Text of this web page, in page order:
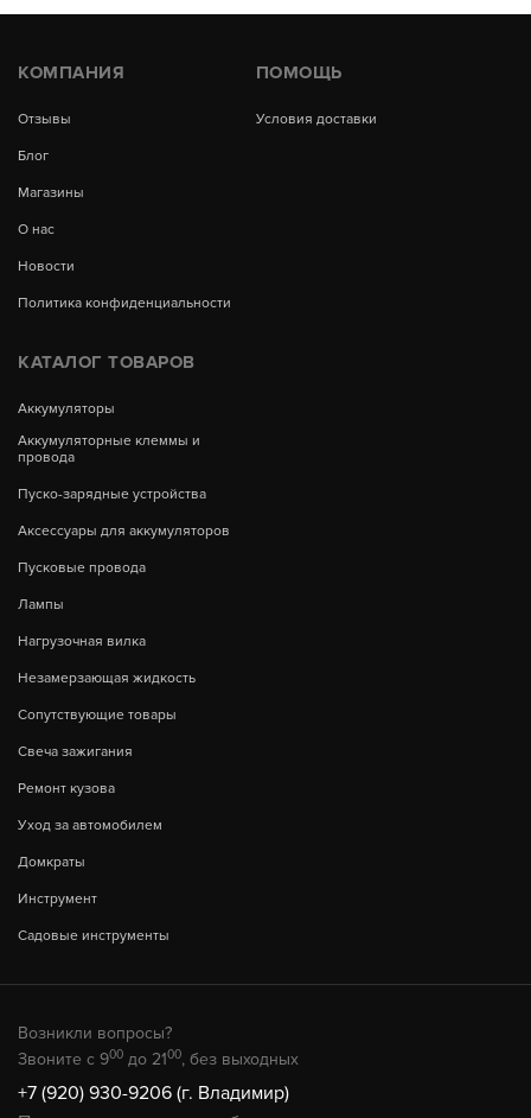
КОМПАНИЯ
Отзывы
Блог
Магазины
О нас
Новости
Политика конфиденциальности
ПОМОЩЬ
Условия доставки
КАТАЛОГ ТОВАРОВ
Аккумуляторы
Аккумуляторные клеммы и
провода
Пуско-зарядные устройства
Аксессуары для аккумуляторов
Пусковые провода
Лампы
Нагрузочная вилка
Незамерзающая жидкость
Сопутствующие товары
Свеча зажигания
Ремонт кузова
Уход за автомобилем
Домкраты
Инструмент
Садовые инструменты
Возникли вопросы?
Звоните с 900 до 2100, без выходных
+7 (920) 930-9206 (г. Владимир)